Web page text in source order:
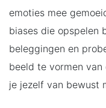
emoties mee
biases die opspelen
beleggingen en
beeld te vormen
je jezelf van bewust